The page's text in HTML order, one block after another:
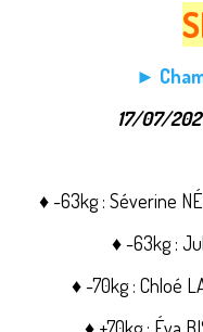
►
17/07/
♦ -63kg : Séverine
♦ -63kg :
♦ -70kg : Chloé